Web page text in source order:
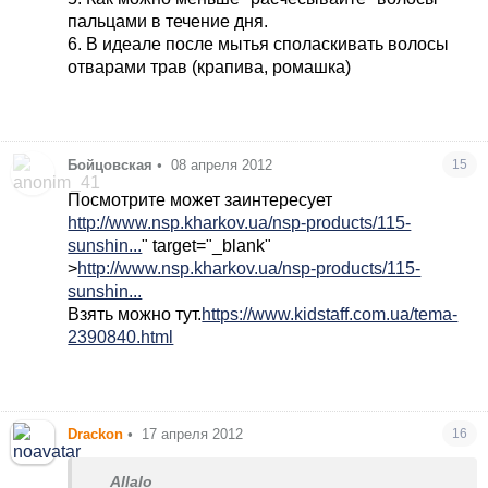
пальцами в течение дня.
6. В идеале после мытья споласкивать волосы
отварами трав (крапива, ромашка)
Бойцовская • 08 апреля 2012 15
Посмотрите может заинтересует
http://www.nsp.kharkov.ua/nsp-products/115-
sunshin..." target="_blank"
>http://www.nsp.kharkov.ua/nsp-products/115-
sunshin...
Взять можно тут.https://www.kidstaff.com.ua/tema-
2390840.html
Drackon • 17 апреля 2012 16
Allalo